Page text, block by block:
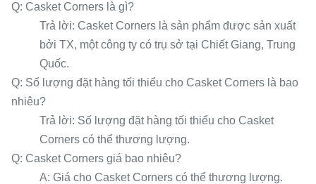
Q: Casket Corners là gì?
Trả lời: Casket Corners là sản phẩm được sản xuất
bởi TX, một công ty có trụ sở tại Chiết Giang, Trung
Quốc.
Q: Số lượng đặt hàng tối thiểu cho Casket Corners là bao
nhiêu?
Trả lời: Số lượng đặt hàng tối thiểu cho Casket
Corners có thể thương lượng.
Q: Casket Corners giá bao nhiêu?
A: Giá cho Casket Corners có thể thương lượng.